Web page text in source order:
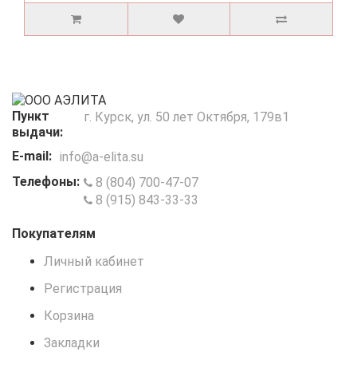
Пункт
выдачи:
г. Курск, ул. 50 лет Октября, 179в1
E-mail: info@a-elita.su
Телефоны:
8 (804) 700-47-07
8 (915) 843-33-33
Покупателям
Личный кабинет
Регистрация
Корзина
Закладки